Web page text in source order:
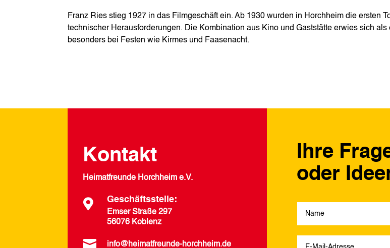
Franz Ries stieg 1927 in das Filmgeschäft ein. Ab 1930 wurden in Horchheim die ersten
technischer Herausforderungen. Die Kombination aus Kino und Gaststätte erwies sich als
besonders bei Festen wie Kirmes und Faasenacht.
Kontakt
Heimatfreunde Horchheim e.V.
 Geschäftsstelle:
Emser Straße 297
56076 Koblenz
 info@heimatfreunde-horchheim.de
Ihre
oder